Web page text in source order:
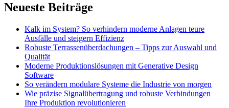
Neueste Beiträge
Kalk im System? So verhindern moderne Anlagen teure
Ausfälle und steigern Effizienz
Robuste Terrassenüberdachungen – Tipps zur Auswahl und
Qualität
Moderne Produktionslösungen mit Generative Design
Software
So verändern modulare Systeme die Industrie von morgen
Wie präzise Signalübertragung und robuste Verbindungen
Ihre Produktion revolutionieren